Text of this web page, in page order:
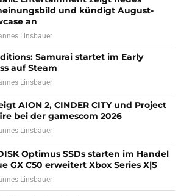
und kündigt August-
an
Linsbauer
Samurai startet im Early
auf Steam
Linsbauer
AION 2, CINDER CITY und Project
bei der gamescom 2026
Linsbauer
Optimus SSDs starten im Handel
GX C50 erweitert Xbox Series X|S
Linsbauer